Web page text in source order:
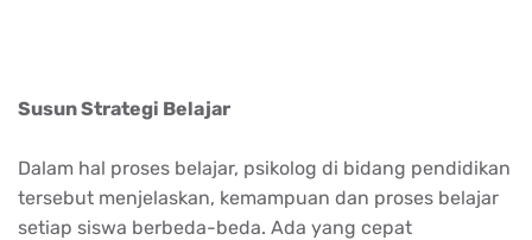
Susun Strategi Belajar
Dalam hal proses belajar, psikolog di bidang pendidikan
tersebut menjelaskan, kemampuan dan proses belajar
setiap siswa berbeda-beda. Ada yang cepat